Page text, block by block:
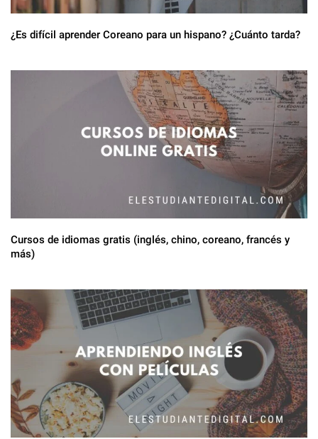
¿Es difícil aprender Coreano para un hispano? ¿Cuánto tarda?
Cursos de idiomas gratis (inglés, chino, coreano, francés y
más)